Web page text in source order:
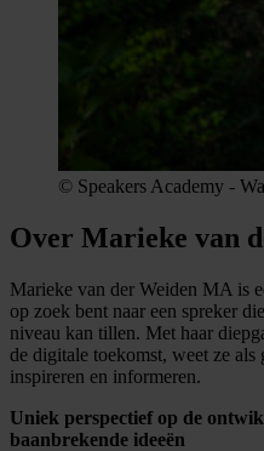
© Speakers Academy -
Over Marieke van
Marieke van der Weiden MA is
op zoek bent naar een spreker
niveau kan tillen. Met haar
de digitale toekomst, weet ze als
inspireren en informeren.
Uniek perspectief op de
baanbrekende ideeën